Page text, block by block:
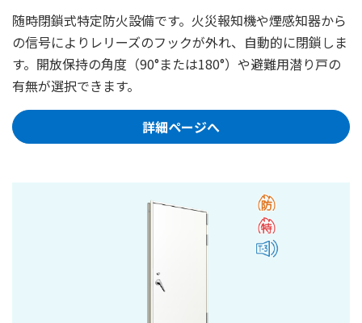
随時閉鎖式特定防火設備です。火災報知機や煙感知器から
の信号によりレリーズのフックが外れ、自動的に閉鎖しま
す。開放保持の角度（90°または180°）や避難用潜り戸の
有無が選択できます。
詳細ページへ